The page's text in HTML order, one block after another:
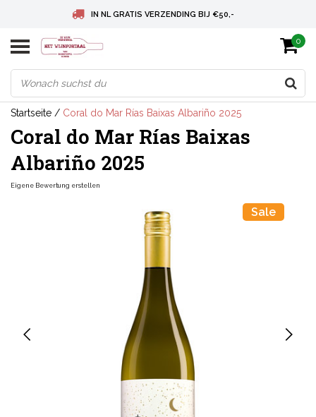
IN NL GRATIS VERZENDING BIJ €50,-
BELGIE GRATIS VERZENDING BIJ € 75
DEUTSCHLAND VERSANDKOSTENFREI AB € 75
0
Startseite / Coral do Mar Rías Baixas Albariño 2025
Coral do Mar Rías Baixas
Albariño 2025
Eigene Bewertung erstellen
Sale